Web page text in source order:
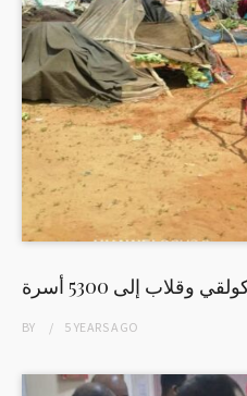
إلى 5300 أسرة
BY 5 YEARSAGO